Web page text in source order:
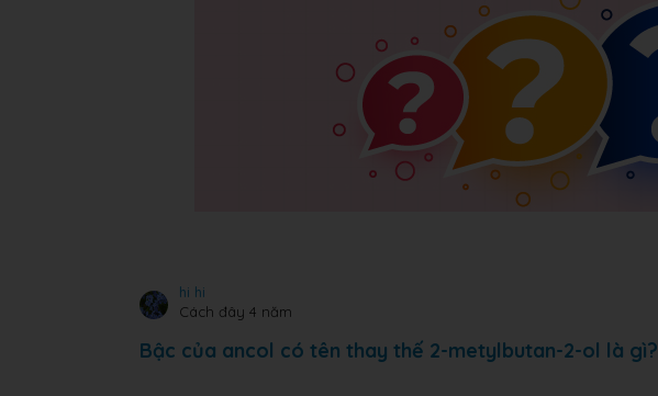
hi hi
Cách đây 4 năm
Bậc của ancol có tên thay thế 2-metylbutan-2-ol là gì?